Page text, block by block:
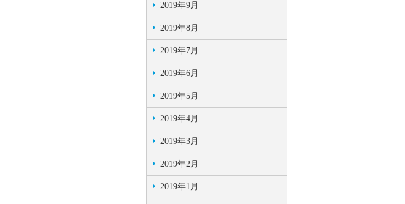
2019年9月
2019年8月
2019年7月
2019年6月
2019年5月
2019年4月
2019年3月
2019年2月
2019年1月